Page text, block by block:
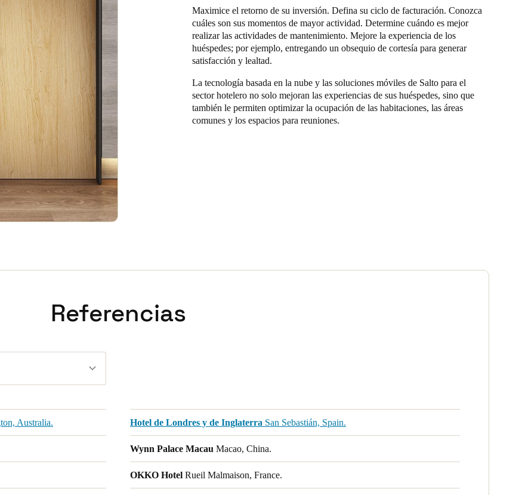
Maximice el retorno de su inversión. Defina su ciclo de facturación. Conozca
cuáles son sus momentos de mayor actividad. Determine cuándo es mejor
realizar las actividades de mantenimiento. Mejore la experiencia de los
huéspedes; por ejemplo, entregando un obsequio de cortesía para generar
satisfacción y lealtad.
La tecnología basada en la nube y las soluciones móviles de Salto para el
sector hotelero no solo mejoran las experiencias de sus huéspedes, sino que
también le permiten optimizar la ocupación de las habitaciones, las áreas
comunes y los espacios para reuniones.
Referencias
Australia. Hotel de Londres y de Inglaterra San Sebastián, Spain.
Wynn Palace Macau Macao, China.
OKKO Hotel Rueil Malmaison, France.